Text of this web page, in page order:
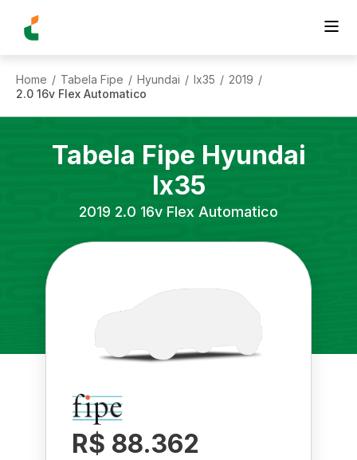
Home / Tabela Fipe / Hyundai / Ix35 / 2019 /
2.0 16v Flex Automatico
Tabela Fipe Hyundai
Ix35
2019 2.0 16v Flex Automatico
R$ 88.362